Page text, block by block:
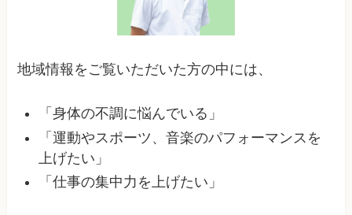
地域情報をご覧いただいた方の中には、
「身体の不調に悩んでいる」
「運動やスポーツ、音楽のパフォーマンスを
上げたい」
「仕事の集中力を上げたい」